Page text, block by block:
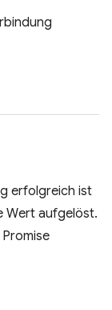
erfolgreich ist
Wert aufgelöst.